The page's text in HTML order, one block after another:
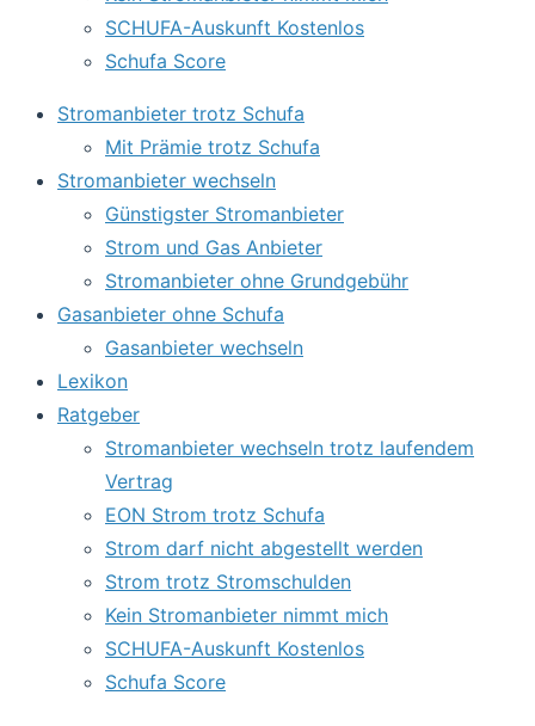
SCHUFA-Auskunft Kostenlos
Schufa Score
Stromanbieter trotz Schufa
Mit Prämie trotz Schufa
Stromanbieter wechseln
Günstigster Stromanbieter
Strom und Gas Anbieter
Stromanbieter ohne Grundgebühr
Gasanbieter ohne Schufa
Gasanbieter wechseln
Lexikon
Ratgeber
Stromanbieter wechseln trotz laufendem
Vertrag
EON Strom trotz Schufa
Strom darf nicht abgestellt werden
Strom trotz Stromschulden
Kein Stromanbieter nimmt mich
SCHUFA-Auskunft Kostenlos
Schufa Score